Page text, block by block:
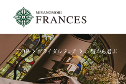
TOP ブライダルフェア 一覧から選ぶ